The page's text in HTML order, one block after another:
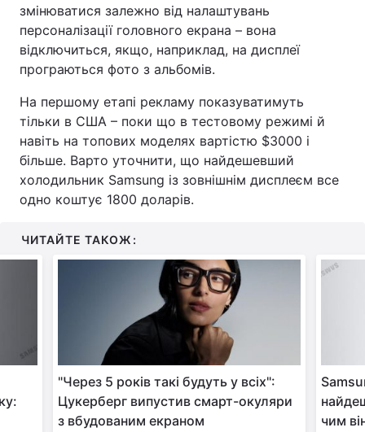
змінюватися залежно від налаштувань
персоналізації головного екрана – вона
відключиться, якщо, наприклад, на дисплеї
програються фото з альбомів.
На першому етапі рекламу показуватимуть
тільки в США – поки що в тестовому режимі й
навіть на топових моделях вартістю $3000 і
більше. Варто уточнити, що найдешевший
холодильник Samsung із зовнішнім дисплеєм все
одно коштує 1800 доларів.
ЧИТАЙТЕ ТАКОЖ:
"Через 5 років такі будуть у всіх":
Цукерберг випустив смарт-окуляри
з вбудованим екраном
чим